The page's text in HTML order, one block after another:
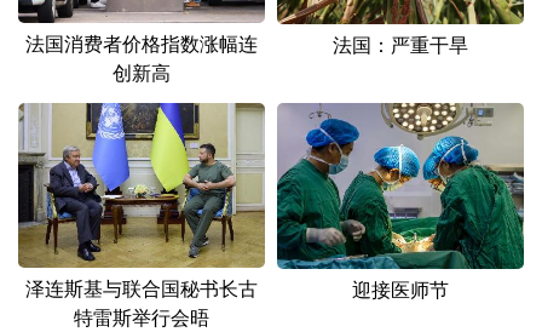
多语种频道
Русский язык 日本語 한국어
Deutsch Português
法国消费者价格指数涨幅连
创新高
法国：严重干旱
泽连斯基与联合国秘书长古
特雷斯举行会晤
迎接医师节